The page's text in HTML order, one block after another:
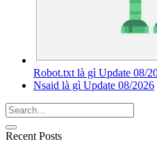
Robot.txt là gì Update 08/
Nsaid là gì Update 08/2026
Recent Posts